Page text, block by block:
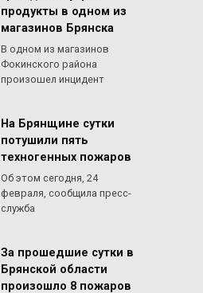
продукты в одном из
магазинов Брянска
В одном из магазинов
Фокинского района
произошел инцидент
На Брянщине сутки
потушили пять
техногенных пожаров
Об этом сегодня, 24
февраля, сообщила пресс-
служба
За прошедшие сутки в
Брянской области
произошло 8 пожаров